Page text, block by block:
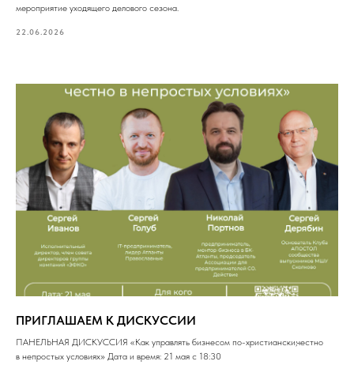
мероприятие уходящего делового сезона.
22.06.2026
ПРИГЛАШАЕМ К ДИСКУССИИ
ПАНЕЛЬНАЯ ДИСКУССИЯ «Как управлять бизнесом по-христиански,честно
в непростых условиях» Дата и время: 21 мая с 18:30